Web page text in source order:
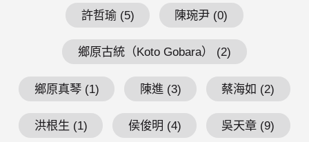
許哲瑜 (5) 陳琬尹 (0)
鄉原古統（Koto Gobara） (2)
鄉原真琴 (1) 陳進 (3) 蔡海如 (2)
洪根生 (1) 侯俊明 (4) 吳天章 (9)